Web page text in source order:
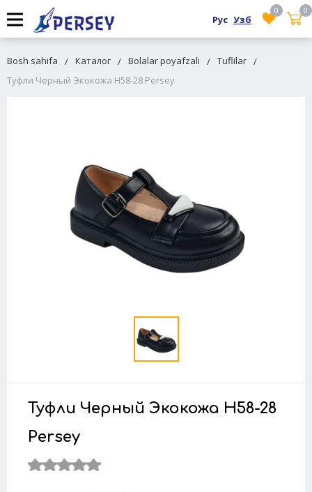
0
0
Рус Узб
Bosh sahifa Каталог Bolalar poyafzali
Tuflilar
Туфли Черный Экокожа H58-28 Persey
Туфли Черный Экокожа H58-28
Persey